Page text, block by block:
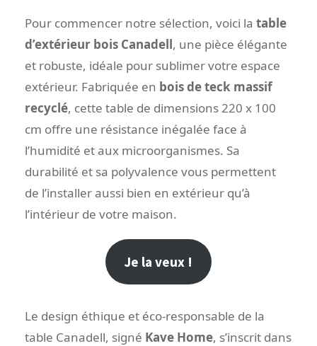
Pour commencer notre sélection, voici la table
d’extérieur bois Canadell, une pièce élégante
et robuste, idéale pour sublimer votre espace
extérieur. Fabriquée en bois de teck massif
recyclé, cette table de dimensions 220 x 100
cm offre une résistance inégalée face à
l’humidité et aux microorganismes. Sa
durabilité et sa polyvalence vous permettent
de l’installer aussi bien en extérieur qu’à
l’intérieur de votre maison.
Je la veux !
Le design éthique et éco-responsable de la
table Canadell, signé Kave Home, s’inscrit dans